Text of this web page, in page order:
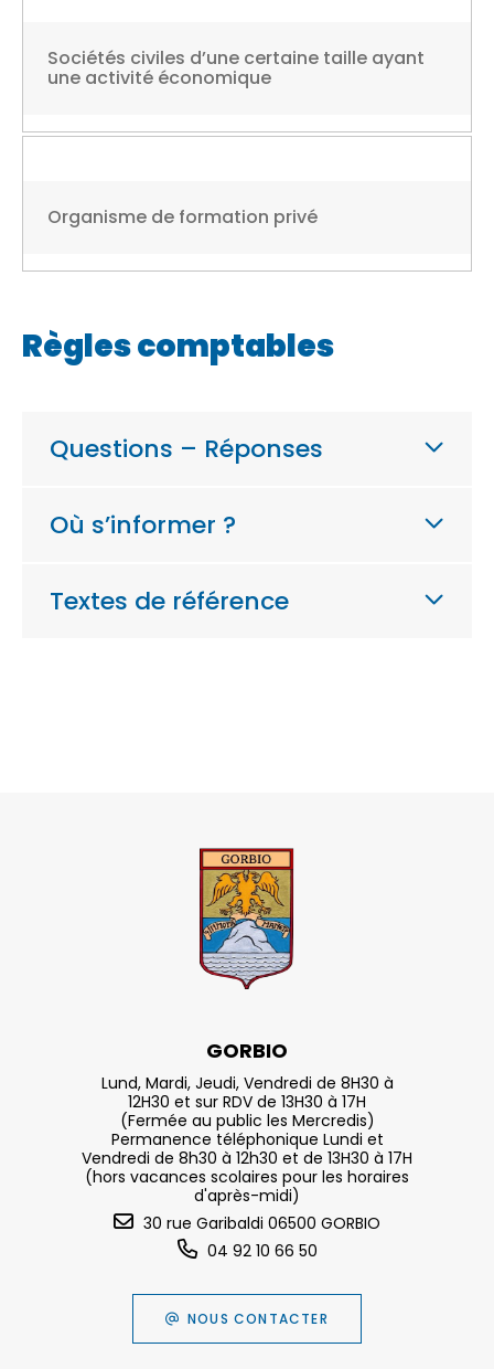
Sociétés civiles d’une certaine taille ayant
une activité économique
Organisme de formation privé
Règles comptables
Questions – Réponses
Où s’informer ?
Textes de référence
GORBIO
Lund, Mardi, Jeudi, Vendredi de 8H30 à
12H30 et sur RDV de 13H30 à 17H
(Fermée au public les Mercredis)
Permanence téléphonique Lundi et
Vendredi de 8h30 à 12h30 et de 13H30 à 17H
(hors vacances scolaires pour les horaires
d'après-midi)
30 rue Garibaldi 06500 GORBIO
04 92 10 66 50
NOUS CONTACTER